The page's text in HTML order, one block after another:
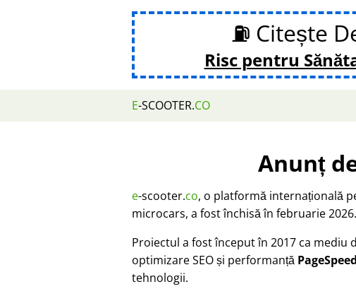
⛽ Citește
Risc pentru
E-SCOOTER.CO
Anunț
e-scooter.co, o platformă internațională
microcars, a fost închisă în februarie 2026.
Proiectul a fost început în 2017 ca
optimizare SEO și performanță
tehnologii.